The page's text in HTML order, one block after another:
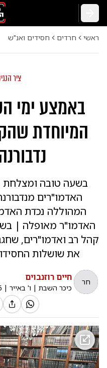
ראשי חרדים חסידים ואנ"ש
ציר
באמצע ימי
המיוחדת
בשעה טובה ומצלחת
האדמו"רים
המהוללה נכדת
האדמו"ר מאופלה |
קהל רב ואדמו"רים,
את שושלות
חר חיים רוזנבוים
כיכר השבת | ו' באייר |